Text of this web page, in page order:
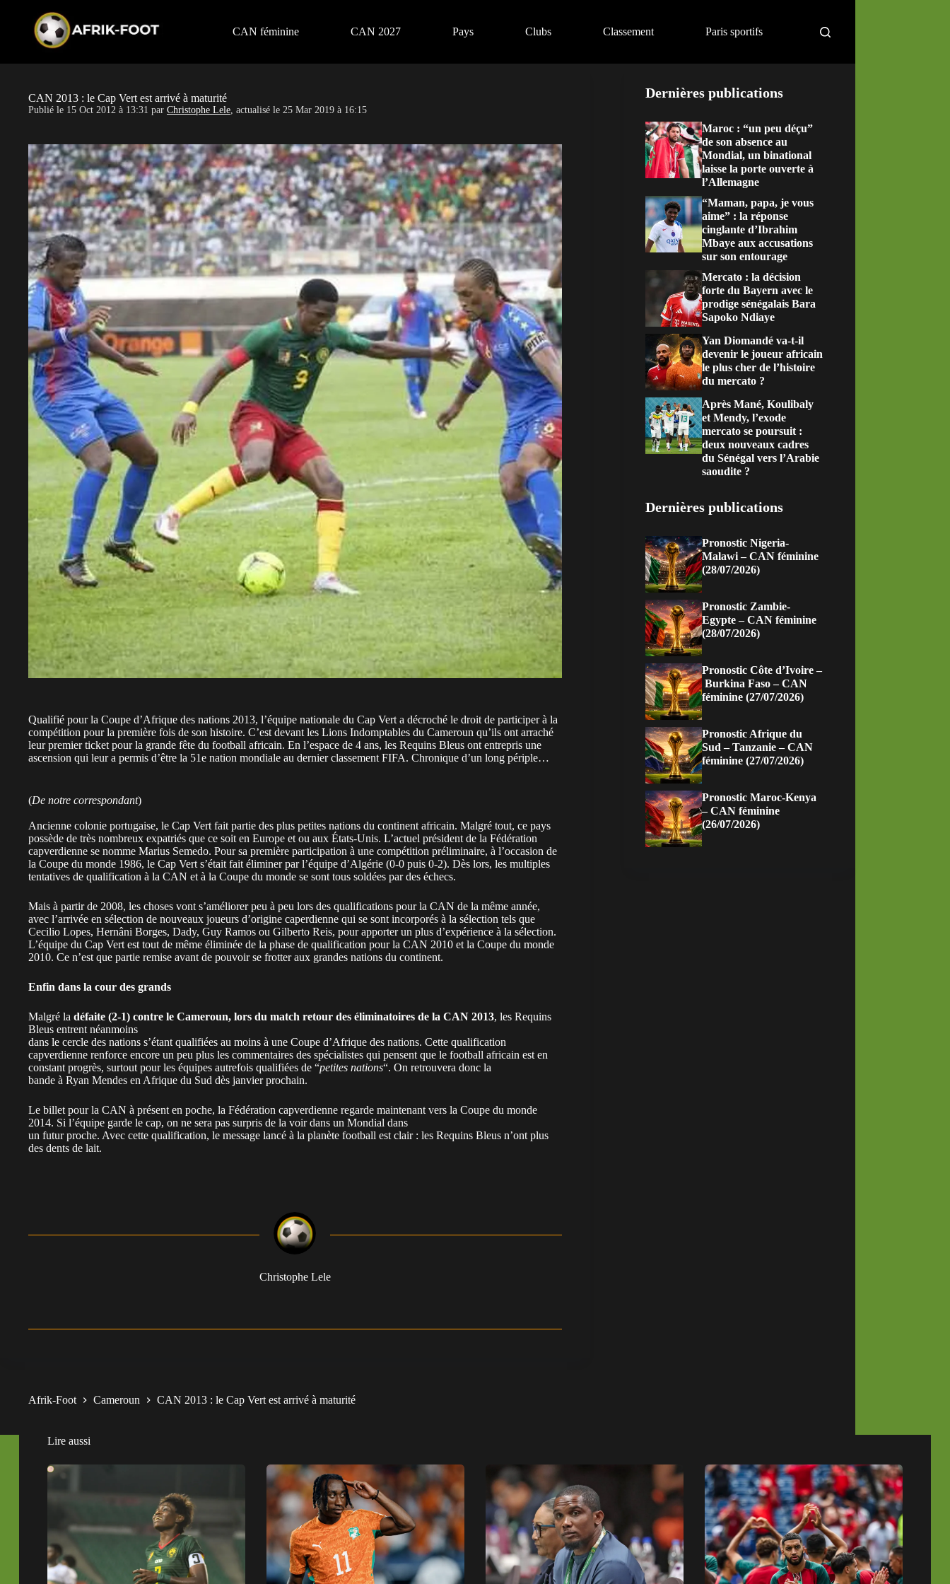
CAN féminine CAN 2027 Pays Clubs Classement Paris sportifs
CAN 2013 : le Cap Vert est arrivé à maturité
Publié le 15 Oct 2012 à 13:31 par Christophe Lele, actualisé le 25 Mar 2019 à 16:15
Qualifié pour la Coupe d’Afrique des nations 2013, l’équipe nationale du Cap Vert a décroché le droit de participer à la
compétition pour la première fois de son histoire. C’est devant les Lions Indomptables du Cameroun qu’ils ont arraché
leur premier ticket pour la grande fête du football africain. En l’espace de 4 ans, les Requins Bleus ont entrepris une
ascension qui leur a permis d’être la 51e nation mondiale au dernier classement FIFA. Chronique d’un long périple…
(De notre correspondant)
Ancienne colonie portugaise, le Cap Vert fait partie des plus petites nations du continent africain. Malgré tout, ce pays
possède de très nombreux expatriés que ce soit en Europe et ou aux États-Unis. L’actuel président de la Fédération
capverdienne se nomme Marius Semedo. Pour sa première participation à une compétition préliminaire, à l’occasion de
la Coupe du monde 1986, le Cap Vert s’était fait éliminer par l’équipe d’Algérie (0-0 puis 0-2). Dès lors, les multiples
tentatives de qualification à la CAN et à la Coupe du monde se sont tous soldées par des échecs.
Mais à partir de 2008, les choses vont s’améliorer peu à peu lors des qualifications pour la CAN de la même année,
avec l’arrivée en sélection de nouveaux joueurs d’origine caperdienne qui se sont incorporés à la sélection tels que
Cecilio Lopes, Hernâni Borges, Dady, Guy Ramos ou Gilberto Reis, pour apporter un plus d’expérience à la sélection.
L’équipe du Cap Vert est tout de même éliminée de la phase de qualification pour la CAN 2010 et la Coupe du monde
2010. Ce n’est que partie remise avant de pouvoir se frotter aux grandes nations du continent.
Enfin dans la cour des grands
Malgré la défaite (2-1) contre le Cameroun, lors du match retour des éliminatoires de la CAN 2013, les Requins
Bleus entrent néanmoins
dans le cercle des nations s’étant qualifiées au moins à une Coupe d’Afrique des nations. Cette qualification
capverdienne renforce encore un peu plus les commentaires des spécialistes qui pensent que le football africain est en
constant progrès, surtout pour les équipes autrefois qualifiées de “petites nations“. On retrouvera donc la
bande à Ryan Mendes en Afrique du Sud dès janvier prochain.
Le billet pour la CAN à présent en poche, la Fédération capverdienne regarde maintenant vers la Coupe du monde
2014. Si l’équipe garde le cap, on ne sera pas surpris de la voir dans un Mondial dans
un futur proche. Avec cette qualification, le message lancé à la planète football est clair : les Requins Bleus n’ont plus
des dents de lait.
Christophe Lele
Dernières publications
Maroc : “un peu déçu”
de son absence au
Mondial, un binational
laisse la porte ouverte à
l’Allemagne
“Maman, papa, je vous
aime” : la réponse
cinglante d’Ibrahim
Mbaye aux accusations
sur son entourage
Mercato : la décision
forte du Bayern avec le
prodige sénégalais Bara
Sapoko Ndiaye
Yan Diomandé va-t-il
devenir le joueur africain
le plus cher de l’histoire
du mercato ?
Après Mané, Koulibaly
et Mendy, l’exode
mercato se poursuit :
deux nouveaux cadres
du Sénégal vers l’Arabie
saoudite ?
Dernières publications
Pronostic Nigeria-
Malawi – CAN féminine
(28/07/2026)
Pronostic Zambie-
Egypte – CAN féminine
(28/07/2026)
Pronostic Côte d’Ivoire –
Burkina Faso – CAN
féminine (27/07/2026)
Pronostic Afrique du
Sud – Tanzanie – CAN
féminine (27/07/2026)
Pronostic Maroc-Kenya
– CAN féminine
(26/07/2026)
Afrik-Foot Cameroun CAN 2013 : le Cap Vert est arrivé à maturité
Lire aussi